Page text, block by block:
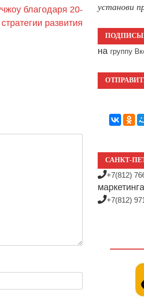
благодаря 20-
развития
установи
на группу
САНКТ-
+7(812)
маркетинга
+7(812)